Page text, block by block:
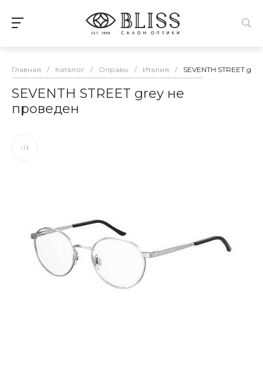
Главная / Каталог / Оправы / Италия / SEVENTH STREET
SEVENTH STREET grey не
проведен